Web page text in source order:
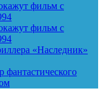
фильм с
фильм с
«Наследник»
фантастического